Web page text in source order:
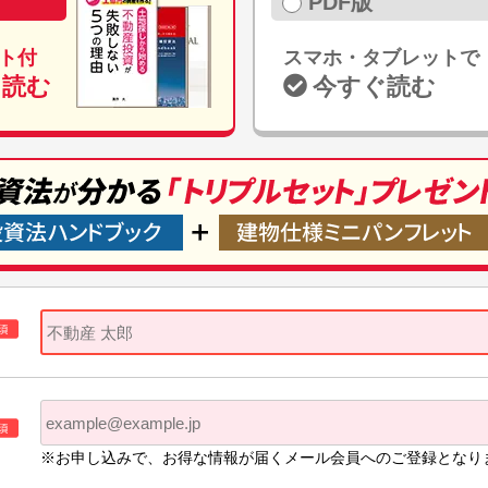
付
む
スマホ・タブレットで
今すぐ読む
※お申し込みで、お得な情報が届くメール会員へのご登録となり